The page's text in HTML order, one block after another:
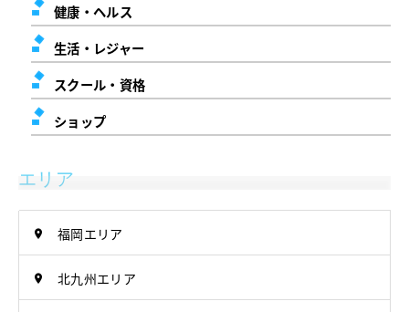
健康・ヘルス
生活・レジャー
スクール・資格
ショップ
エリア
福岡エリア
北九州エリア